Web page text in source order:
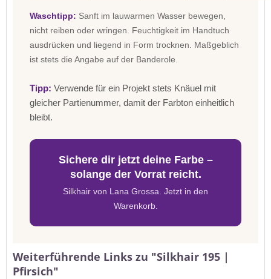
Waschtipp: Sanft im lauwarmen Wasser bewegen,
nicht reiben oder wringen. Feuchtigkeit im Handtuch
ausdrücken und liegend in Form trocknen. Maßgeblich
ist stets die Angabe auf der Banderole.
Tipp: Verwende für ein Projekt stets Knäuel mit
gleicher Partienummer, damit der Farbton einheitlich
bleibt.
Sichere dir jetzt deine Farbe –
solange der Vorrat reicht.
Silkhair von Lana Grossa. Jetzt in den
Warenkorb.
Weiterführende Links zu "Silkhair 195 |
Pfirsich"